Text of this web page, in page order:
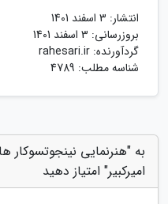
انتشار: 3 اسفند 1401
بروزرسانی: 3 اسفند 1401
گردآورنده: rahesari.ir
شناسه مطلب: 4789
به "هنرنمایی نینجوتسوکار
امیرکبیر" امتیاز دهید